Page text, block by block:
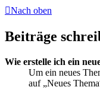
Nach oben
Beiträge
Wie erstelle ich ein
Um ein neues
auf „Neues